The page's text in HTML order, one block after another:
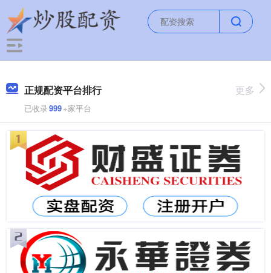
正规配资平台排行
已收录999+家平台
更多